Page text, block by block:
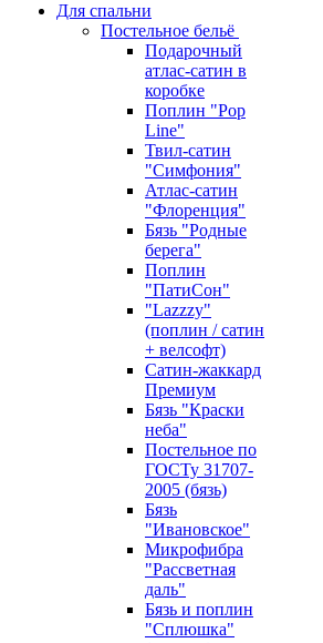
Для спальни
Постельное бельё
Подарочный
атлас-сатин в
коробке
Поплин "Pop
Line"
Твил-сатин
"Симфония"
Атлас-сатин
"Флоренция"
Бязь "Родные
берега"
Поплин
"ПатиСон"
"Lazzzy"
(поплин / сатин
+ велсофт)
Сатин-жаккард
Премиум
Бязь "Краски
неба"
Постельное по
ГОСТу 31707-
2005 (бязь)
Бязь
"Ивановское"
Микрофибра
"Рассветная
даль"
Бязь и поплин
"Сплюшка"